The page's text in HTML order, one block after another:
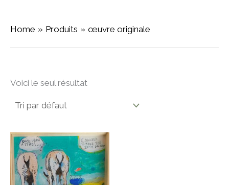
Home Produits œuvre originale
Voici le seul résultat